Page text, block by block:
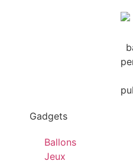
Gadgets
Ballons
Jeux